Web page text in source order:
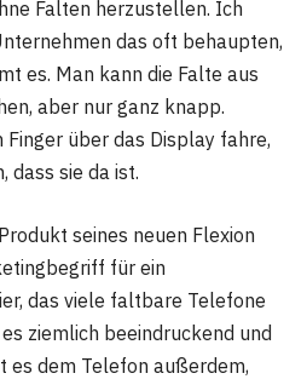
Falten herzustellen. Ich
das oft behaupten,
es. Man kann die Falte aus
aber nur ganz knapp.
über das Display fahre,
dass sie da ist.
seines neuen Flexion
für ein
das viele faltbare Telefone
ziemlich beeindruckend und
es dem Telefon außerdem,